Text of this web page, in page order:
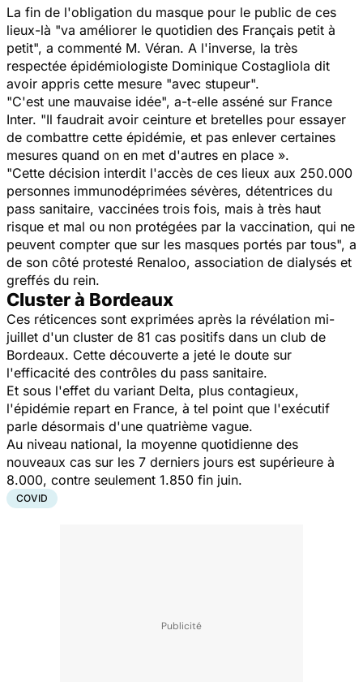
La fin de l'obligation du masque pour le public de ces
lieux-là "va améliorer le quotidien des Français petit à
petit", a commenté M. Véran. A l'inverse, la très
respectée épidémiologiste Dominique Costagliola dit
avoir appris cette mesure "avec stupeur".
"C'est une mauvaise idée", a-t-elle asséné sur France
Inter. "Il faudrait avoir ceinture et bretelles pour essayer
de combattre cette épidémie, et pas enlever certaines
mesures quand on en met d'autres en place ».
"Cette décision interdit l'accès de ces lieux aux 250.000
personnes immunodéprimées sévères, détentrices du
pass sanitaire, vaccinées trois fois, mais à très haut
risque et mal ou non protégées par la vaccination, qui ne
peuvent compter que sur les masques portés par tous", a
de son côté protesté Renaloo, association de dialysés et
greffés du rein.
Cluster à Bordeaux
Ces réticences sont exprimées après la révélation mi-
juillet d'un cluster de 81 cas positifs dans un club de
Bordeaux. Cette découverte a jeté le doute sur
l'efficacité des contrôles du pass sanitaire.
Et sous l'effet du variant Delta, plus contagieux,
l'épidémie repart en France, à tel point que l'exécutif
parle désormais d'une quatrième vague.
Au niveau national, la moyenne quotidienne des
nouveaux cas sur les 7 derniers jours est supérieure à
8.000, contre seulement 1.850 fin juin.
COVID